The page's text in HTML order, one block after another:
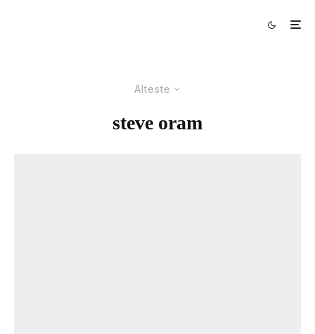
Älteste
steve oram